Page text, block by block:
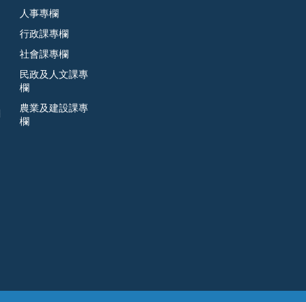
人事專欄
行政課專欄
社會課專欄
民政及人文課專
欄
農業及建設課專
欄